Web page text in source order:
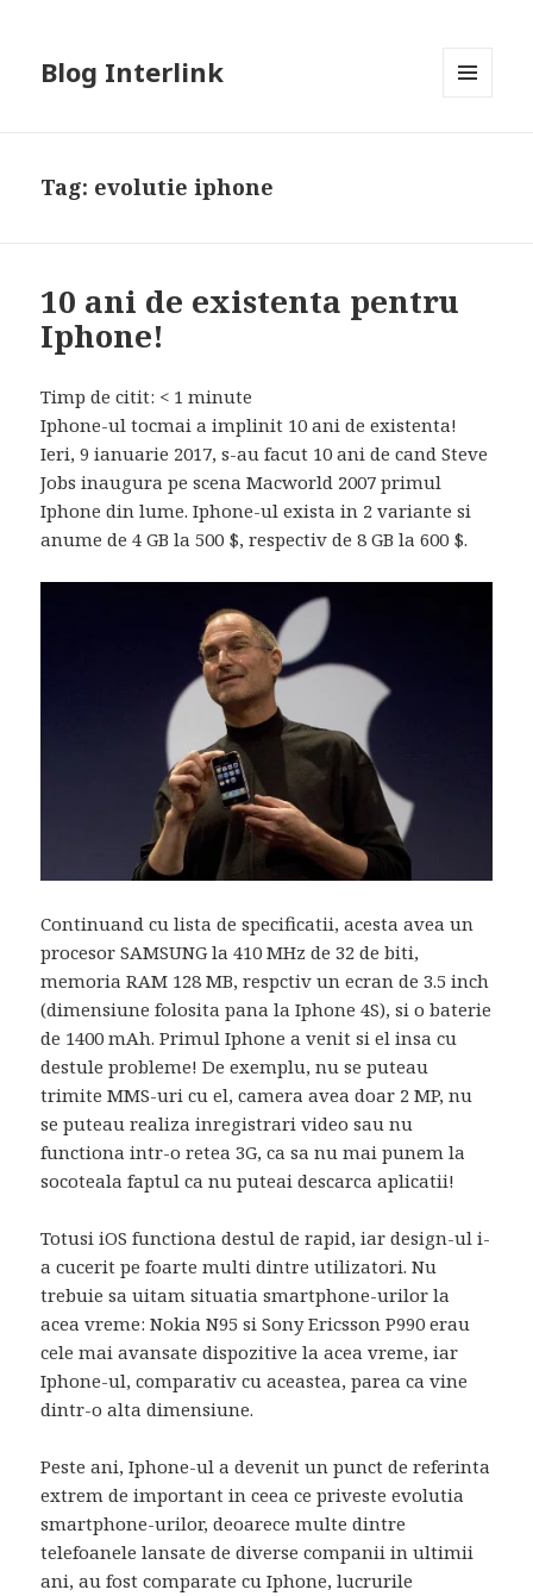
Blog Interlink
Tag: evolutie iphone
10 ani de existenta pentru
Iphone!
Timp de citit: < 1 minute
Iphone-ul tocmai a implinit 10 ani de existenta!
Ieri, 9 ianuarie 2017, s-au facut 10 ani de cand Steve
Jobs inaugura pe scena Macworld 2007 primul
Iphone din lume. Iphone-ul exista in 2 variante si
anume de 4 GB la 500 $, respectiv de 8 GB la 600 $.
Continuand cu lista de specificatii, acesta avea un
procesor SAMSUNG la 410 MHz de 32 de biti,
memoria RAM 128 MB, respctiv un ecran de 3.5 inch
(dimensiune folosita pana la Iphone 4S), si o baterie
de 1400 mAh. Primul Iphone a venit si el insa cu
destule probleme! De exemplu, nu se puteau
trimite MMS-uri cu el, camera avea doar 2 MP, nu
se puteau realiza inregistrari video sau nu
functiona intr-o retea 3G, ca sa nu mai punem la
socoteala faptul ca nu puteai descarca aplicatii!
Totusi iOS functiona destul de rapid, iar design-ul i-
a cucerit pe foarte multi dintre utilizatori. Nu
trebuie sa uitam situatia smartphone-urilor la
acea vreme: Nokia N95 si Sony Ericsson P990 erau
cele mai avansate dispozitive la acea vreme, iar
Iphone-ul, comparativ cu aceastea, parea ca vine
dintr-o alta dimensiune.
Peste ani, Iphone-ul a devenit un punct de referinta
extrem de important in ceea ce priveste evolutia
smartphone-urilor, deoarece multe dintre
telefoanele lansate de diverse companii in ultimii
ani, au fost comparate cu Iphone, lucrurile